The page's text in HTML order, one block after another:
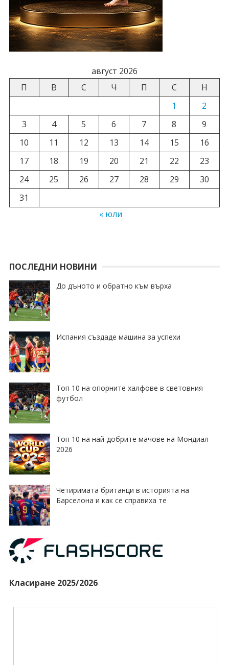
август 2026
П
В С Ч П С
Н
1
2
3
4 5 6 7 8
9
10
11 12 13 14 15
16
17
18 19 20 21 22
23
24
25 26 27 28 29
30
31
« юли
ПОСЛЕДНИ НОВИНИ
До дъното и обратно към върха
Испания създаде машина за успехи
Топ 10 на опорните халфове в световния
футбол
Топ 10 на най-добрите мачове на Мондиал
2026
Четиримата британци в историята на
Барселона и как се справиха те
Класиране 2025/2026